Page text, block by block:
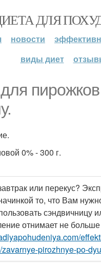
ДЛЯ
новости
виды диет
0% - 300 г.
или перекус?
то, что Вам
сэндвичницу
отнимает не
pirozhnye-po-